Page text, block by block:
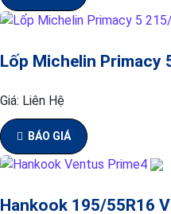
Lốp Michelin Primacy
Giá: Liên Hệ
BÁO GIÁ
Hankook 195/55R16